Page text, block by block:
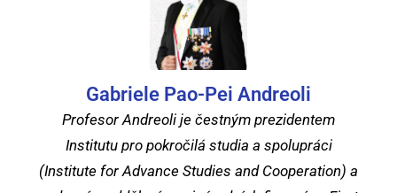
Gabriele Pao-Pei Andreoli
Profesor Andreoli je čestným prezidentem
Institutu pro pokročilá studia a spolupráci
(Institute for Advance Studies and Cooperation) a